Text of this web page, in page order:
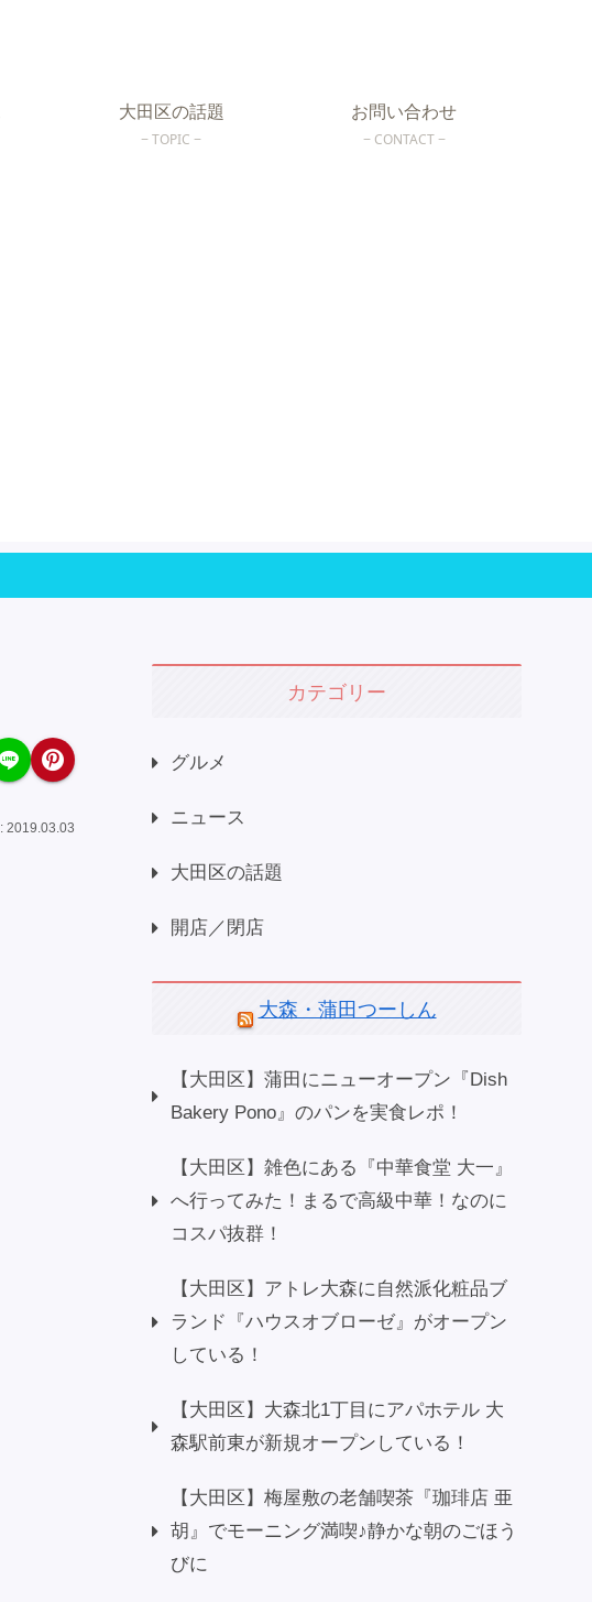
大田区の話題
TOPIC
お問い合わせ
CONTACT
2019.03.03
カテゴリー
グルメ
ニュース
大田区の話題
開店／閉店
大森・蒲田つーしん
【大田区】蒲田にニューオープン『Dish
Bakery Pono』のパンを実食レポ！
【大田区】雑色にある『中華食堂 大一』
へ行ってみた！まるで高級中華！なのに
コスパ抜群！
【大田区】アトレ大森に自然派化粧品ブ
ランド『ハウスオブローゼ』がオープン
している！
【大田区】大森北1丁目にアパホテル 大
森駅前東が新規オープンしている！
【大田区】梅屋敷の老舗喫茶『珈琲店 亜
胡』でモーニング満喫♪静かな朝のごほう
びに